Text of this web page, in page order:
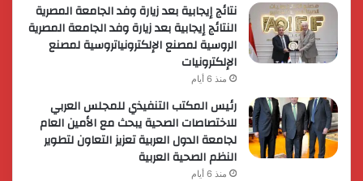
نتائج إيجابية بعد زيارة وفد الجامعة المصرية
النتائج إيجابية بعد زيارة وفد الجامعة المصرية
الروسية لمصنع الإلكترونياتروسية لمصنع
الإلكترونيات
منذ 6 أيام
رئيس المكتب التنفيذي للمجلس العربي
للاختصاصات الصحية يبحث مع الأمين العام
لجامعة الدول العربية تعزيز التعاون لتطوير
النظم الصحية العربية
منذ 6 أيام